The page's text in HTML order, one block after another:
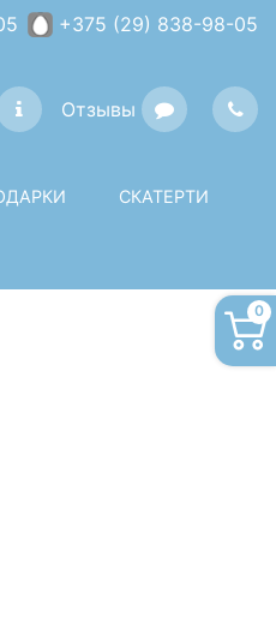
+375 (29) 838-98-05
Отзывы
0
СКАТЕРТИ